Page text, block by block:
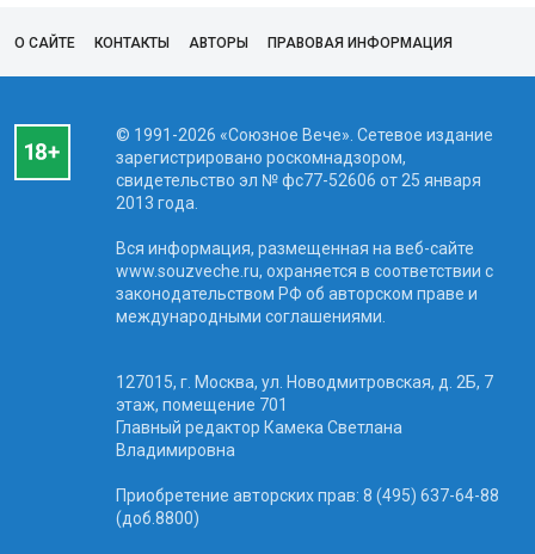
О САЙТЕ КОНТАКТЫ АВТОРЫ ПРАВОВАЯ ИНФОРМАЦИЯ
© 1991-2026 «Союзное Вече». Сетевое издание
зарегистрировано роскомнадзором,
свидетельство эл № фc77-52606 от 25 января
2013 года.
Вся информация, размещенная на веб-сайте
www.souzveche.ru, охраняется в соответствии с
законодательством РФ об авторском праве и
международными соглашениями.
127015, г. Москва, ул. Новодмитровская, д. 2Б, 7
этаж, помещение 701
Главный редактор Камека Светлана
Владимировна
Приобретение авторских прав: 8 (495) 637-64-88
(доб.8800)